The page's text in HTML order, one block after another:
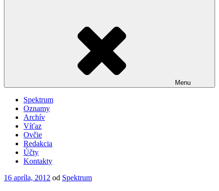
Menu
Spektrum
Oznamy
Archív
Víťaz
Ovčie
Redakcia
Účty
Kontakty
Publikované
16 apríla, 2012 od Spektrum